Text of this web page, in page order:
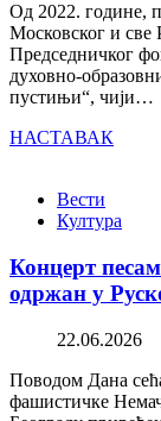
Од 2022. године,
Московског и све
Председничког
духовно-
пустињи“, чији…
НАСТАВАК
Вести
Култура
Концерт
одржан у
22.06.2026
Поводом Дана
фашистичке